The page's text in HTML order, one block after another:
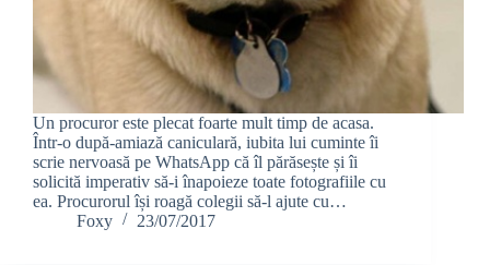
Un procuror este plecat foarte mult timp de acasa.
Într-o după-amiază caniculară, iubita lui cuminte îi
scrie nervoasă pe WhatsApp că îl părăsește și îi
solicită imperativ să-i înapoieze toate fotografiile cu
ea. Procurorul își roagă colegii să-l ajute cu…
Foxy
23/07/2017